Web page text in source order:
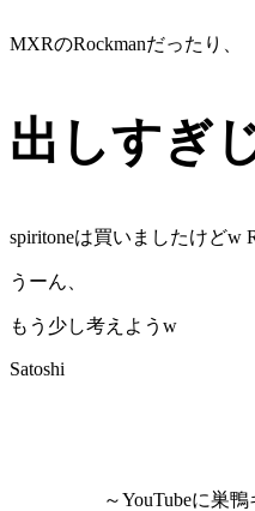
MXRのRockmanだったり、
出しすぎ
spiritoneは買いましたけどw
うーん、
もう少し考えようw
Satoshi
～YouTubeに巣